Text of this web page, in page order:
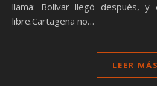
llama: Bolívar llegó después, y
libre.Cartagena no…
LEER MÁS